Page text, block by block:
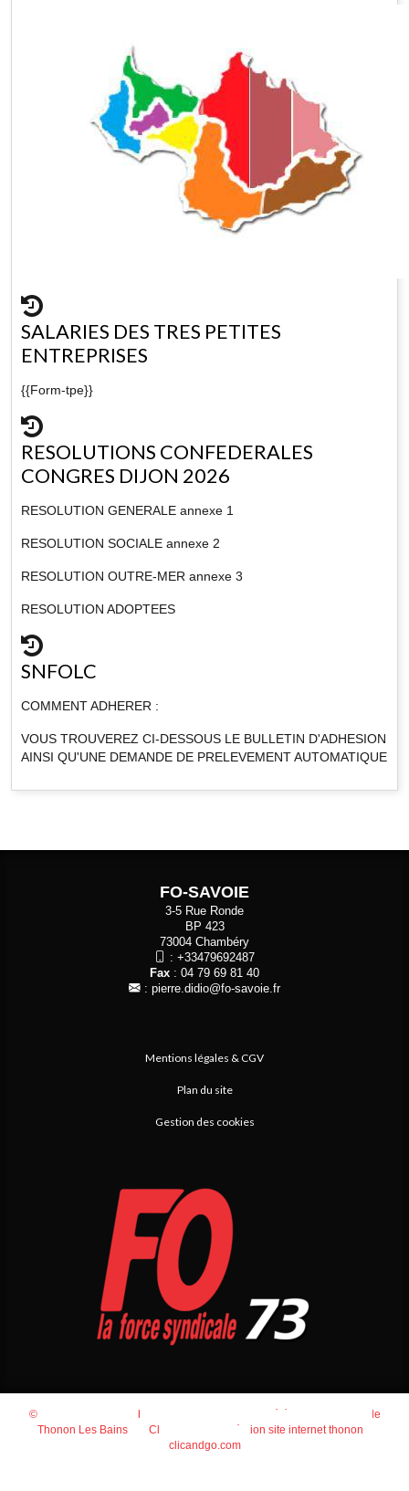
SALARIES DES TRES PETITES
ENTREPRISES
{{Form-tpe}}
RESOLUTIONS CONFEDERALES
CONGRES DIJON 2026
RESOLUTION GENERALE annexe 1
RESOLUTION SOCIALE annexe 2
RESOLUTION OUTRE-MER annexe 3
RESOLUTION ADOPTEES
SNFOLC
COMMENT ADHERER :
VOUS TROUVEREZ CI-DESSOUS LE BULLETIN D'ADHESION
AINSI QU'UNE DEMANDE DE PRELEVEMENT AUTOMATIQUE
FO-SAVOIE
3-5 Rue Ronde
BP 423
73004 Chambéry
: +33479692487
Fax : 04 79 69 81 40
: pierre.didio@fo-savoie.fr
Mentions légales & CGV
Plan du site
Gestion des cookies
© 2026 Agence Web Thonon Les Bains
Référencement Google
Thonon Les Bains
Clic And Go
création site internet thonon
clicandgo.com